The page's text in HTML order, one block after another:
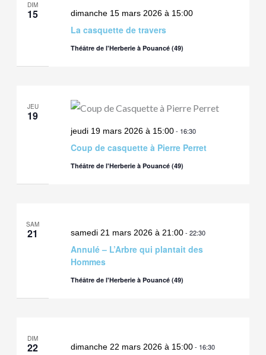
DIM
15
La casquette de travers
dimanche 15 mars 2026 à 15:00
Théâtre de l'Herberie à Pouancé (49)
JEU
19
Coup de casquette à Pierre Perret
jeudi 19 mars 2026 à 15:00- 16:30
Théâtre de l'Herberie à Pouancé (49)
SAM
21
Annulé – L’Arbre qui plantait des
Hommes
samedi 21 mars 2026 à 21:00-22:30
Théâtre de l'Herberie à Pouancé (49)
DIM
22 dimanche 22 mars 2026 à 15:00- 16:30